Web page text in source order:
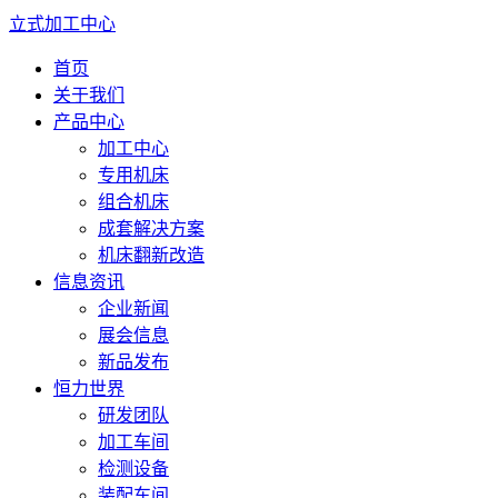
立式加工中心
首页
关于我们
产品中心
加工中心
专用机床
组合机床
成套解决方案
机床翻新改造
信息资讯
企业新闻
展会信息
新品发布
恒力世界
研发团队
加工车间
检测设备